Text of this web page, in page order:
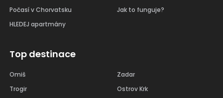
Počasí v Chorvatsku
HLEDEJ apartmány
Jak to funguje?
Top destinace
Omiš
Trogir
Zadar
Ostrov Krk